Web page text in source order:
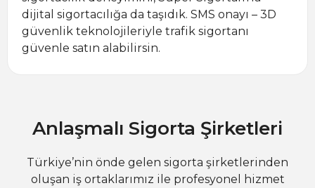
dijital sigortacılığa da taşıdık. SMS onayı – 3D
güvenlik teknolojileriyle trafik sigortanı
güvenle satın alabilirsin.
Anlaşmalı Sigorta Şirketleri
Türkiye’nin önde gelen sigorta şirketlerinden
oluşan iş ortaklarımız ile profesyonel hizmet